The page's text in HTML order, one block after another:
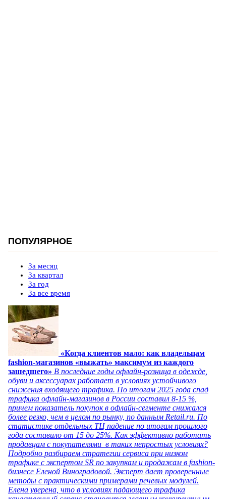
ПОПУЛЯРНОЕ
За месяц
За квартал
За год
За все время
«Когда клиентов мало: как владельцам
fashion-магазинов «выжать» максимум из каждого
зашедшего» В последние годы офлайн-розница в одежде,
обуви и аксессуарах работает в условиях устойчивого
снижения входящего трафика. По итогам 2025 года спад
трафика офлайн-магазинов в России составил 8-15 %,
причем показатель покупок в офлайн-сегменте снижался
более резко, чем в целом по рынку, по данным Retail.ru. По
статистике отдельных ТЦ падение по итогам прошлого
года составило от 15 до 25%. Как эффективно работать
продавцам с покупателями в таких непростых условиях?
Подробно разбираем стратегии сервиса при низком
трафике с экспертом SR по закупкам и продажам в fashion-
бизнесе Еленой Виноградовой. Эксперт дает проверенные
методы с практическими примерами речевых модулей.
Елена уверена, что в условиях падающего трафика